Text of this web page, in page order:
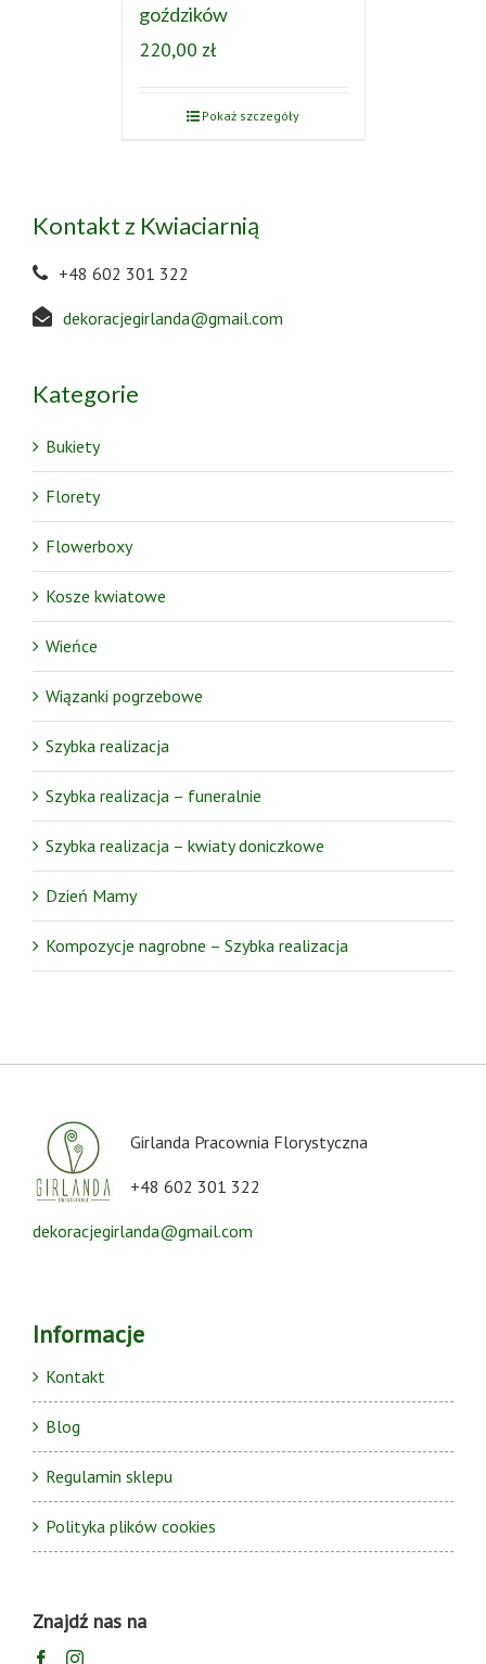
goździków
220,00 zł
Pokaż szczegóły
Kontakt z Kwiaciarnią
+48 602 301 322
dekoracjegirlanda@gmail.com
Kategorie
Bukiety
Florety
Flowerboxy
Kosze kwiatowe
Wieńce
Wiązanki pogrzebowe
Szybka realizacja
Szybka realizacja – funeralnie
Szybka realizacja – kwiaty doniczkowe
Dzień Mamy
Kompozycje nagrobne – Szybka realizacja
Girlanda Pracownia Florystyczna
+48 602 301 322
dekoracjegirlanda@gmail.com
Informacje
Kontakt
Blog
Regulamin sklepu
Polityka plików cookies
Znajdź nas na